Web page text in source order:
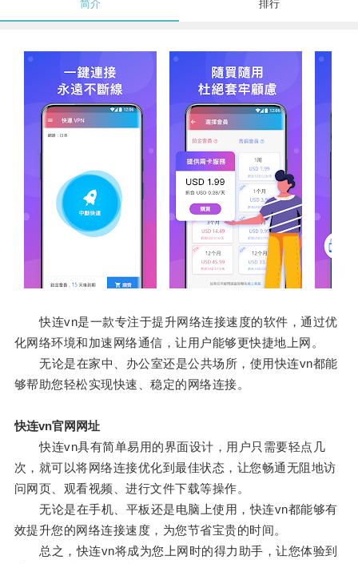
简介 排行
快连vn是一款专注于提升网络连接速度的软件，通过优
化网络环境和加速网络通信，让用户能够更快捷地上网。
无论是在家中、办公室还是公共场所，使用快连vn都能
够帮助您轻松实现快速、稳定的网络连接。
快连vn官网网址
快连vn具有简单易用的界面设计，用户只需要轻点几
次，就可以将网络连接优化到最佳状态，让您畅通无阻地访
问网页、观看视频、进行文件下载等操作。
无论是在手机、平板还是电脑上使用，快连vn都能够有
效提升您的网络连接速度，为您节省宝贵的时间。
总之，快连vn将成为您上网时的得力助手，让您体验到